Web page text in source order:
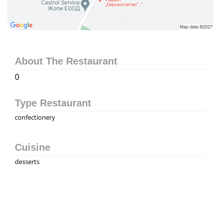
About The Restaurant
0
Type Restaurant
confectionery
Cuisine
desserts